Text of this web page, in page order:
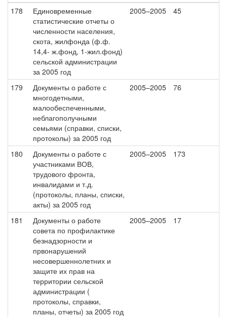
178
Единовременные
статистические отчеты о
численности населения,
скота, жилфонда (ф.ф.
14,4- ж.фонд, 1-жил.фонд)
сельской администрации
за 2005 год
2005–2005 45
179
Документы о работе с
многодетными,
малообеспеченными,
неблагополучными
семьями (справки, списки,
протоколы) за 2005 год
2005–2005 76
180
Документы о работе с
участниками ВОВ,
трудового фронта,
инвалидами и т.д.
(протоколы, планы, списки,
акты) за 2005 год
2005–2005 173
181
Документы о работе
совета по профилактике
безнадзорности и
првонарушений
несовершеннолетних и
защите их прав на
территории сельской
администрации (
протоколы, справки,
планы, отчеты) за 2005 год
2005–2005 17